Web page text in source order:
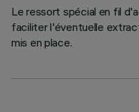
Le ressort spécial en fil
faciliter l'éventuelle
mis en place.